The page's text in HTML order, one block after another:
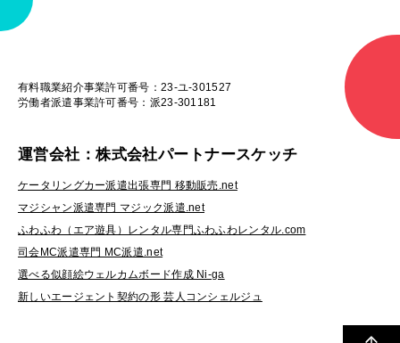
有料職業紹介事業許可番号：23-ユ-301527
労働者派遣事業許可番号：派23-301181
運営会社：株式会社パートナースケッチ
ケータリングカー派遣出張専門 移動販売.net
マジシャン派遣専門 マジック派遣.net
ふわふわ（エア遊具）レンタル専門ふわふわレンタル.com
司会MC派遣専門 MC派遣.net
選べる似顔絵ウェルカムボード作成 Ni-ga
新しいエージェント契約の形 芸人コンシェルジュ